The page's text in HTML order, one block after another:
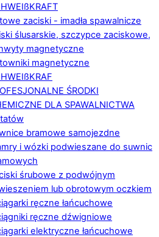
zaciski - imadła spawalnicze
ślusarskie, szczypce zaciskowe,
magnetyczne
magnetyczne
ŚRODKI
DLA SPAWALNICTWA
bramowe samojezdne
i wózki podwieszane do suwnic
śrubowe z podwójnym
lub obrotowym oczkiem
ręczne łańcuchowe
ręczne dźwigniowe
elektryczne łańcuchowe